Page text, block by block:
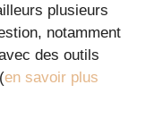
plusieurs
notamment
des outils
en savoir plus